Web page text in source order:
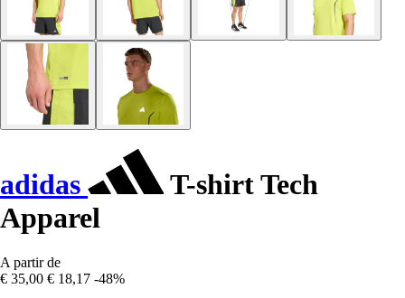
adidas
T-shirt Tech
Apparel
A partir de
€ 35,00 € 18,17 -48%